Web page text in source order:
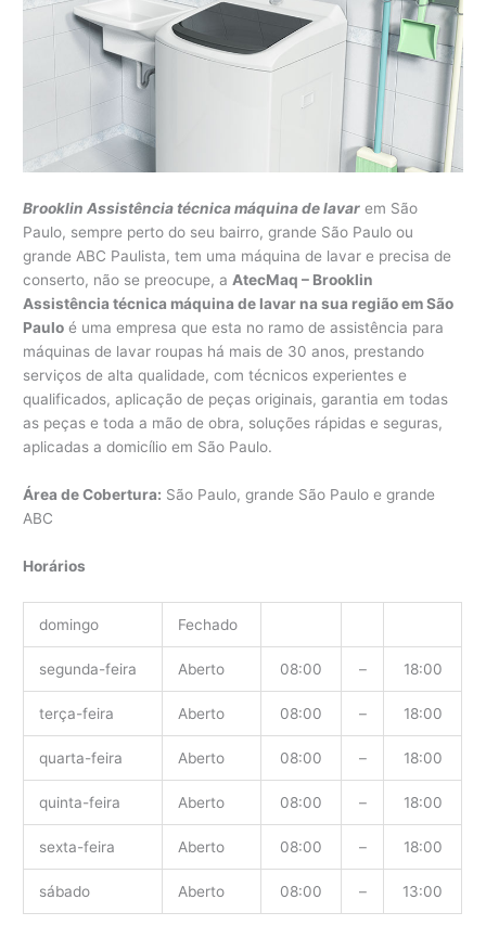
Brooklin Assistência técnica máquina de lavar em São
Paulo, sempre perto do seu bairro, grande São Paulo ou
grande ABC Paulista, tem uma máquina de lavar e precisa de
conserto, não se preocupe, aAtecMaq – Brooklin
Assistência técnica máquina de lavar na sua região em São
Paulo é uma empresa que esta no ramo de assistência para
máquinas de lavar roupas há mais de 30 anos, prestando
serviços de alta qualidade, com técnicos experientes e
qualificados, aplicação de peças originais, garantia em todas
as peças e toda a mão de obra, soluções rápidas e seguras,
aplicadas a domicílio em São Paulo.
Área de Cobertura: São Paulo, grande São Paulo e grande
ABC
Horários
domingo Fechado
segunda-feira Aberto 08:00 – 18:00
terça-feira Aberto 08:00 – 18:00
quarta-feira Aberto 08:00 – 18:00
quinta-feira Aberto 08:00 – 18:00
sexta-feira Aberto 08:00 – 18:00
sábado Aberto 08:00 – 13:00